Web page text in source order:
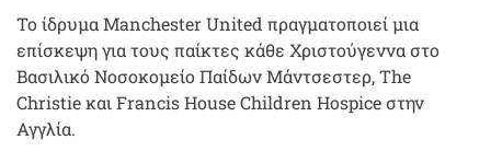
Το ίδρυμα Manchester United πραγματοποιεί μια
επίσκεψη για τους παίκτες κάθε Χριστούγεννα στο
Βασιλικό Νοσοκομείο Παίδων Μάντσεστερ, The
Christie και Francis House Children Hospice στην
Αγγλία.